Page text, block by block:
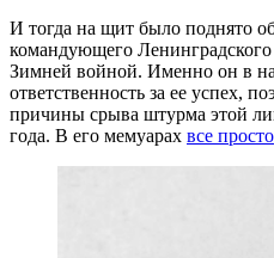
И тогда на щит было поднято
командующего Ленинградского
Зимней войной. Именно он в
ответственность за ее успех,
причины срыва штурма этой
года. В его мемуарах все просто